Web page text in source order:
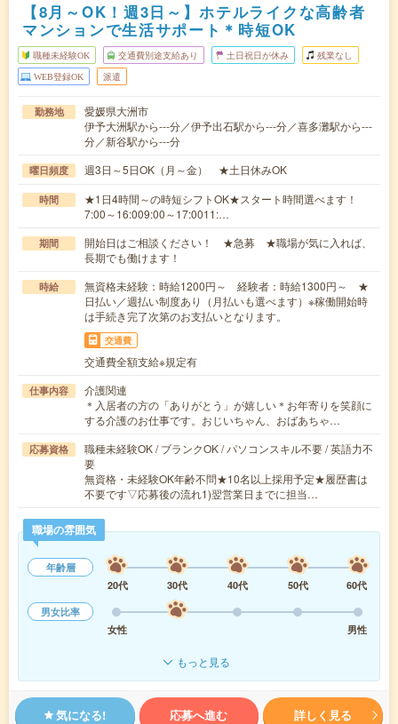
【8月～OK！週3日～】ホテルライクな高齢者
マンションで生活サポート＊時短OK
職種未経験OK 交通費別途支給あり 土日祝日が休み 残業なし
WEB登録OK 派遣
勤務地
愛媛県大洲市
伊予大洲駅から---分／伊予出石駅から---分／喜多灘駅から---
分／新谷駅から---分
曜日頻度 週3日～5日OK（月～金） ★土日休みOK
時間
★1日4時間～の時短シフトOK★スタート時間選べます！
7:00～16:009:00～17:0011:…
期間
開始日はご相談ください！ ★急募 ★職場が気に入れば、
長期でも働けます！
時給
無資格未経験：時給1200円～ 経験者：時給1300円～ ★
日払い／週払い制度あり（月払いも選べます）※稼働開始時
は手続き完了次第のお支払いとなります。
交通費
交通費全額支給※規定有
仕事内容
介護関連
＊入居者の方の「ありがとう」が嬉しい＊お年寄りを笑顔に
する介護のお仕事です。おじいちゃん、おばあちゃ…
応募資格
職種未経験OK / ブランクOK / パソコンスキル不要 / 英語力不
要
無資格・未経験OK年齢不問★10名以上採用予定★履歴書は
不要です▽応募後の流れ1)翌営業日までに担当…
職場の雰囲気
年齢層
20代
30代 40代 50代
60代
男女比率
女性
男性
もっと見る
気になる! 応募へ進む 詳しく見る